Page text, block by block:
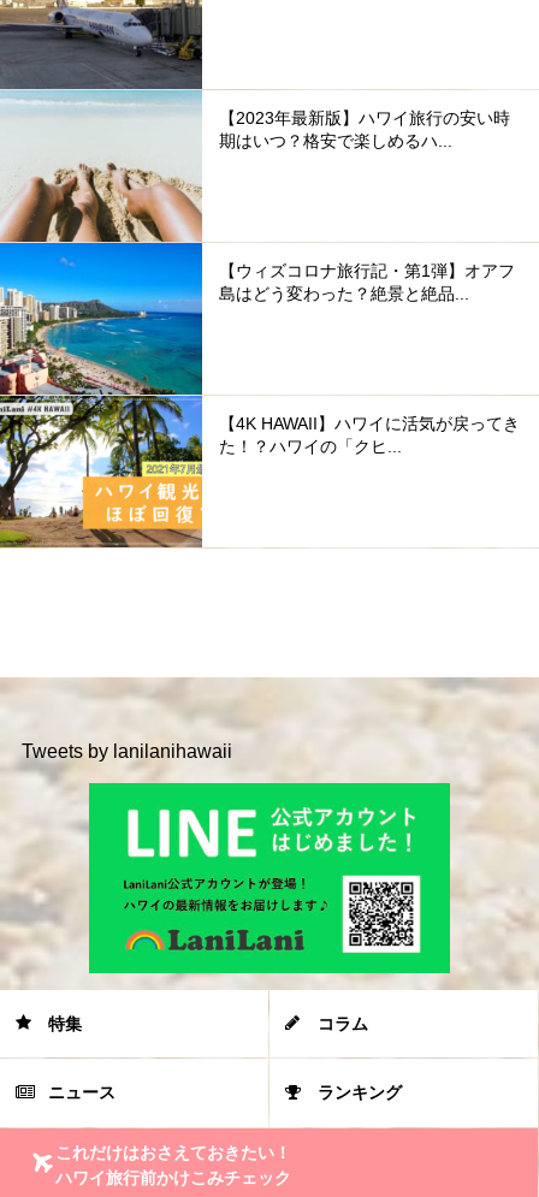
【2023年最新版】ハワイ旅行の安い時
期はいつ？格安で楽しめるハ...
【ウィズコロナ旅行記・第1弾】オアフ
島はどう変わった？絶景と絶品...
【4K HAWAII】ハワイに活気が戻ってき
た！？ハワイの「クヒ...
Tweets by lanilanihawaii
特集 コラム
ニュース ランキング
これだけはおさえておきたい！
ハワイ旅行前かけこみチェック